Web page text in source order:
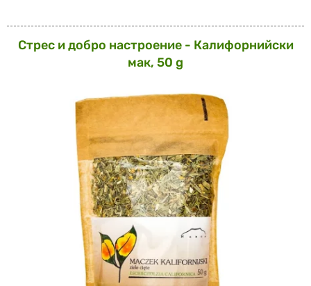
Стрес и добро настроение - Калифорнийски
мак, 50 g